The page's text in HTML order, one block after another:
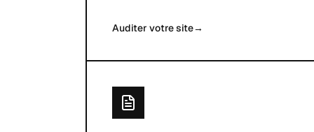
Auditer votre site→